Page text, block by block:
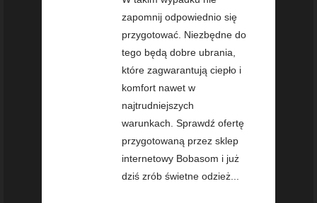
zapomnij odpowiednio się
przygotować. Niezbędne do
tego będą dobre ubrania,
które zagwarantują ciepło i
komfort nawet w
najtrudniejszych
warunkach. Sprawdź ofertę
przygotowaną przez sklep
internetowy Bobasom i już
dziś zrób świetne odzież...